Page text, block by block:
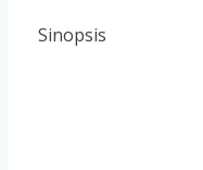
Sinopsis